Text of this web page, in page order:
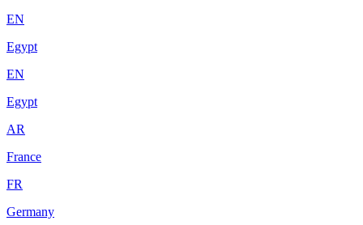
EN
Egypt
EN
Egypt
AR
France
FR
Germany